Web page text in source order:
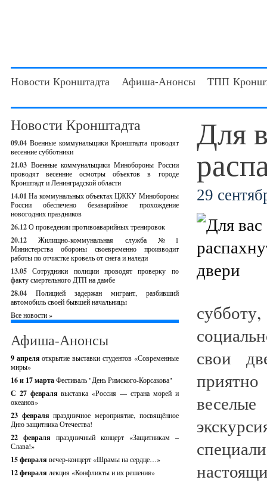
Новости Кронштадта Афиша-Анонсы ТПП
Новости Кронштадта
09.04 Военные коммунальщики Кронштадта проводят
весенние субботники
21.03 Военные коммунальщики Минобороны России
проводят весенние осмотры объектов в городе
Кронштадт и Ленинградской области
14.01 На коммунальных объектах ЦЖКУ Минобороны
России обеспечено безаварийное прохождение
новогодних праздников
26.12О проведении противоаварийных тренировок
20.12
Жилищно-коммунальная служба №1
Министерства обороны своевременно производит
работы по отчистке кровель от снега и наледи
13.05 Сотрудники полиции проводят проверку по
факту смертельного ДТП на дамбе
28.04
Полицией задержан мигрант, разбивший
автомобиль своей бывшей начальницы
Все новости »
Афиша-Анонсы
9 апреляоткрытие выставки студентов «Современные
миры»
16 и 17 мартаФестиваль "День Римского-Корсакова"
С 27 февралявыставка «Россия — страна морей и
океанов»
23 февраляпраздничное мероприятие, посвящённое
Дню защитника Отечества!
22 февраля праздничный концерт «Защитникам –
Слава!»
15 февраля вечер-концерт «Шрамы на сердце…»
12 февраля лекция «Конфликты и их решения»
Для
29
свои